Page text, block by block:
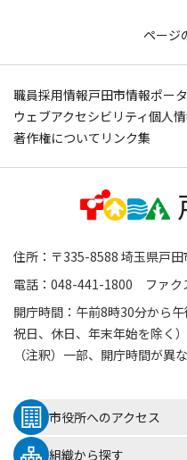
ページ
職員採用情報戸田市情報ポー
ウェブアクセシビリティ個人
著作権について リンク集
住所：〒335-8588 埼玉県戸
電話：048-441-1800 ファク
開庁時間：午前8時30分から
祝日、休日、年末年始を除く）
（注釈）一部、開庁時間が異
市役所へのアクセス
組織から探す